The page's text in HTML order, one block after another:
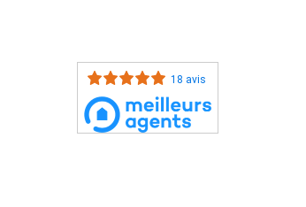
18 avis